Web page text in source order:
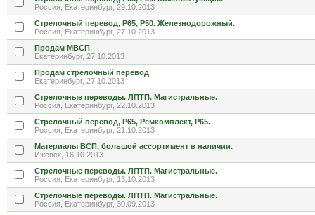
Россия, Екатеринбург, 29.10.2013
Стрелочный перевод, Р65, Р50. Железнодорожный.
Россия, Екатеринбург, 27.10.2013
Продам МВСП
Екатеринбург, 27.10.2013
Продам стрелочный перевод
Екатеринбург, 27.10.2013
Стрелочные переводы. ЛПТП. Магистральные.
Россия, Екатеринбург, 22.10.2013
Стрелочный перевод, Р65, Ремкомплект, Р65.
Россия, Екатеринбург, 21.10.2013
Материалы ВСП, большой ассортимент в наличии.
Ижевск, 16.10.2013
Стрелочные переводы. ЛПТП. Магистральные.
Россия, Екатеринбург, 13.10.2013
Стрелочные переводы. ЛПТП. Магистральные.
Россия, Екатеринбург, 30.09.2013